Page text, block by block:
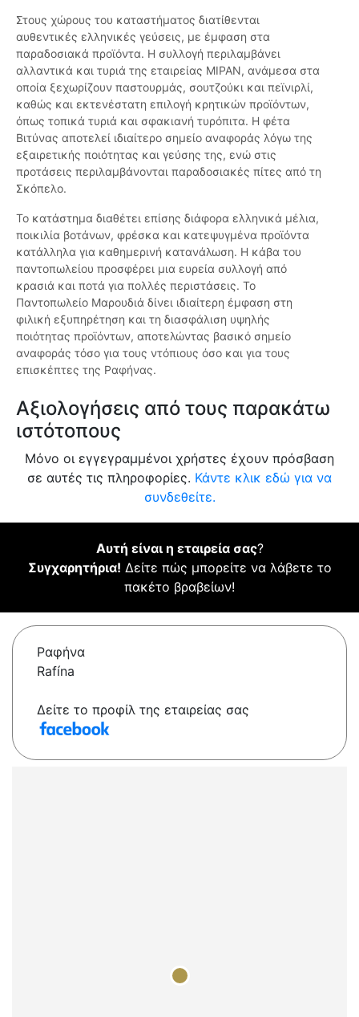
Στους χώρους του καταστήματος διατίθενται
αυθεντικές ελληνικές γεύσεις, με έμφαση στα
παραδοσιακά προϊόντα. Η συλλογή περιλαμβάνει
αλλαντικά και τυριά της εταιρείας ΜΙΡΑΝ, ανάμεσα στα
οποία ξεχωρίζουν παστουρμάς, σουτζούκι και πεϊνιρλί,
καθώς και εκτενέστατη επιλογή κρητικών προϊόντων,
όπως τοπικά τυριά και σφακιανή τυρόπιτα. Η φέτα
Βιτύνας αποτελεί ιδιαίτερο σημείο αναφοράς λόγω της
εξαιρετικής ποιότητας και γεύσης της, ενώ στις
προτάσεις περιλαμβάνονται παραδοσιακές πίτες από τη
Σκόπελο.
Το κατάστημα διαθέτει επίσης διάφορα ελληνικά μέλια,
ποικιλία βοτάνων, φρέσκα και κατεψυγμένα προϊόντα
κατάλληλα για καθημερινή κατανάλωση. Η κάβα του
παντοπωλείου προσφέρει μια ευρεία συλλογή από
κρασιά και ποτά για πολλές περιστάσεις. Το
Παντοπωλείο Μαρουδιά δίνει ιδιαίτερη έμφαση στη
φιλική εξυπηρέτηση και τη διασφάλιση υψηλής
ποιότητας προϊόντων, αποτελώντας βασικό σημείο
αναφοράς τόσο για τους ντόπιους όσο και για τους
επισκέπτες της Ραφήνας.
Αξιολογήσεις από τους παρακάτω
ιστότοπους
Μόνο οι εγγεγραμμένοι χρήστες έχουν πρόσβαση
σε αυτές τις πληροφορίες. Κάντε κλικ εδώ για να
συνδεθείτε.
Αυτή είναι η εταιρεία σας?
Συγχαρητήρια! Δείτε πώς μπορείτε να λάβετε το
πακέτο βραβείων!
Ραφήνα
Rafína
Δείτε το προφίλ της εταιρείας σας